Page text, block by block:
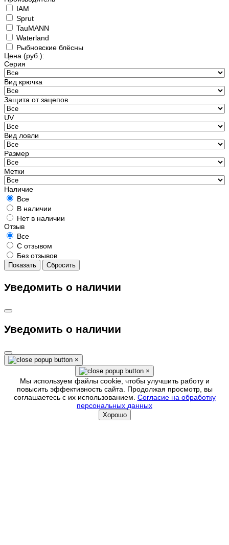
IAM
Sprut
TauMANN
Waterland
Рыбновские блёсны
Цена (руб.):
Серия
Вид крючка
Защита от зацепов
UV
Вид ловли
Размер
Метки
Наличие
Все
В наличии
Нет в наличии
Отзыв
Все
С отзывом
Без отзывов
Показать Сбросить
Уведомить о наличии
Уведомить о наличии
×
×
Мы используем файлы cookie, чтобы улучшить работу и
повысить эффективность сайта. Продолжая просмотр, вы
соглашаетесь с их использованием. Согласие на обработку
персональных данных
Хорошо